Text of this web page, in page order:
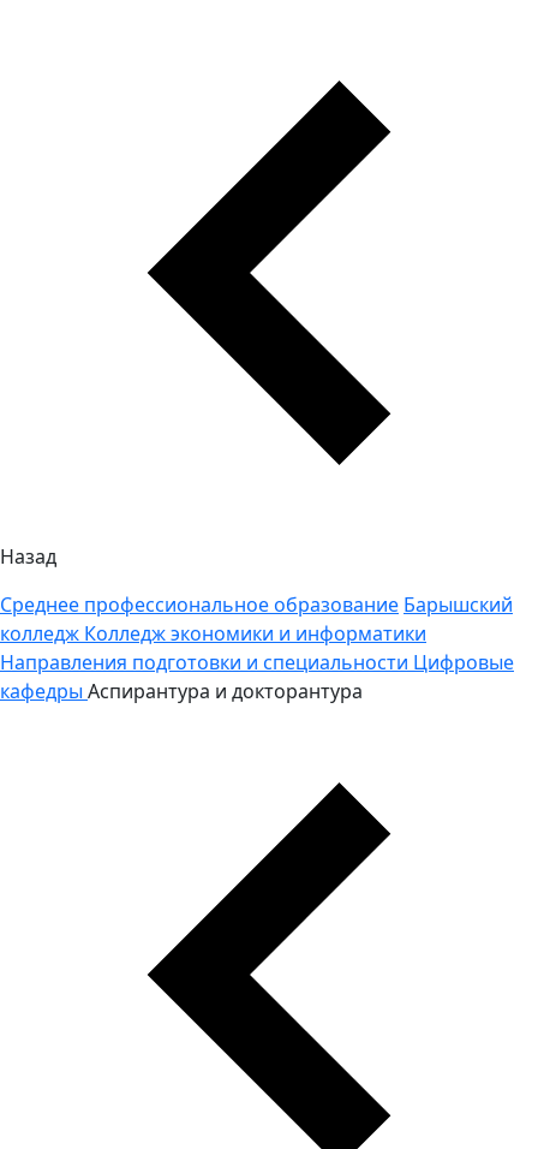
Назад
Среднее профессиональное образование Барышский
колледж Колледж экономики и информатики
Направления подготовки и специальности Цифровые
кафедры Аспирантура и докторантура